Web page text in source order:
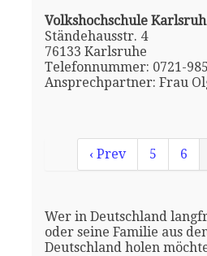
Volkshochschule
Ständehausstr. 4
76133 Karlsruhe
Telefonnummer: 0721-
Ansprechpartner: Frau
‹ Prev 5 6
Wer in Deutschland
oder seine Familie aus
Deutschland holen